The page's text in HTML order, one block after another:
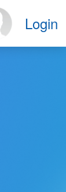
Login